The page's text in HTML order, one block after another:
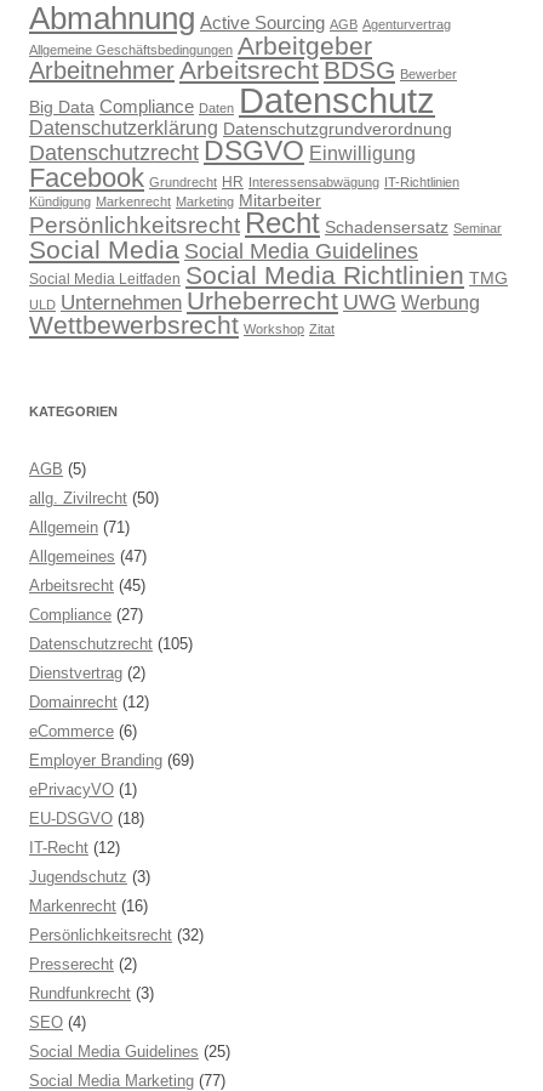
Abmahnung Active Sourcing AGB Agenturvertrag
Allgemeine Geschäftsbedingungen Arbeitgeber
ArbeitnehmerArbeitsrecht BDSG Bewerber
Big Data Compliance Daten Datenschutz
Datenschutzerklärung Datenschutzgrundverordnung
Datenschutzrecht DSGVO Einwilligung
Facebook Grundrecht HR Interessensabwägung IT-Richtlinien
Kündigung Markenrecht Marketing Mitarbeiter
Persönlichkeitsrecht Recht Schadensersatz Seminar
Social Media Social Media Guidelines
Social Media Leitfaden Social Media Richtlinien TMG
ULD Unternehmen Urheberrecht UWG Werbung
Wettbewerbsrecht Workshop Zitat
KATEGORIEN
AGB (5)
allg. Zivilrecht (50)
Allgemein (71)
Allgemeines (47)
Arbeitsrecht (45)
Compliance (27)
Datenschutzrecht (105)
Dienstvertrag (2)
Domainrecht (12)
eCommerce (6)
Employer Branding (69)
ePrivacyVO (1)
EU-DSGVO (18)
IT-Recht (12)
Jugendschutz (3)
Markenrecht (16)
Persönlichkeitsrecht (32)
Presserecht (2)
Rundfunkrecht (3)
SEO (4)
Social Media Guidelines (25)
Social Media Marketing (77)